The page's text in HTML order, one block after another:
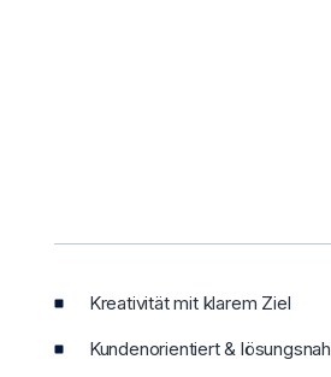
Kreativität mit klarem Ziel
Kundenorientiert & lösungsnah